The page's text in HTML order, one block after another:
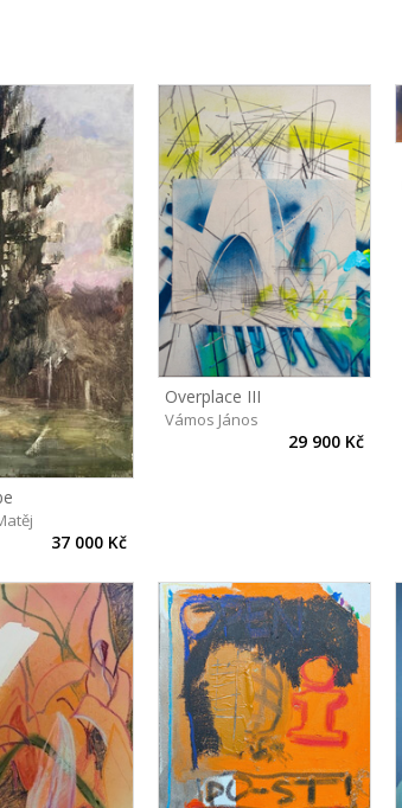
37 000 Kč
Overplace III
Vámos János
29 900 Kč